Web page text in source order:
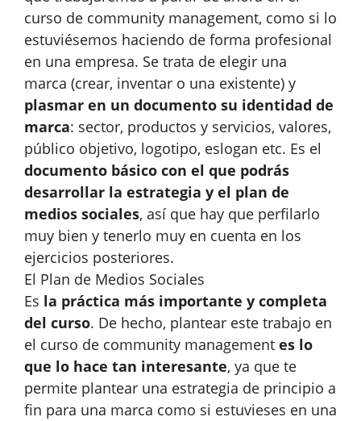
curso de community management, como si lo
estuviésemos haciendo de forma profesional
en una empresa. Se trata de elegir una
marca (crear, inventar o una existente) y
plasmar en un documento su identidad de
marca: sector, productos y servicios, valores,
público objetivo, logotipo, eslogan etc. Es el
documento básico con el que podrás
desarrollar la estrategia y el plan de
medios sociales, así que hay que perfilarlo
muy bien y tenerlo muy en cuenta en los
ejercicios posteriores.
El Plan de Medios Sociales
Es la práctica más importante y completa
del curso. De hecho, plantear este trabajo en
el curso de community management es lo
que lo hace tan interesante, ya que te
permite plantear una estrategia de principio a
fin para una marca como si estuvieses en una